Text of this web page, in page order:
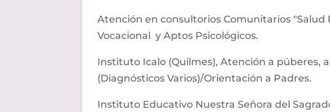
Atención en consultorios Comunitarios "Salud
Vocacional y Aptos Psicológicos.
Instituto Icalo (Quilmes), Atención a púberes,
(Diagnósticos Varios)/Orientación a Padres.
Instituto Educativo Nuestra Señora del